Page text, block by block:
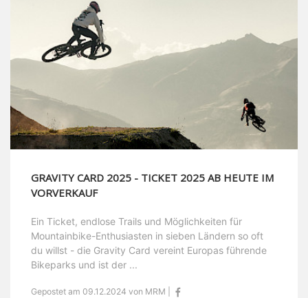
GRAVITY CARD 2025 - TICKET 2025 AB HEUTE IM
VORVERKAUF
Ein Ticket, endlose Trails und Möglichkeiten für
Mountainbike-Enthusiasten in sieben Ländern so oft
du willst - die Gravity Card vereint Europas führende
Bikeparks und ist der ...
Gepostet am 09.12.2024 von MRM |